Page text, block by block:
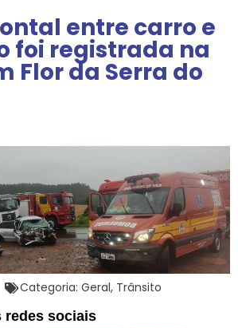
entre carro e
foi registrada na
Flor da Serra do
Categoria: Geral, Trânsito
redes sociais